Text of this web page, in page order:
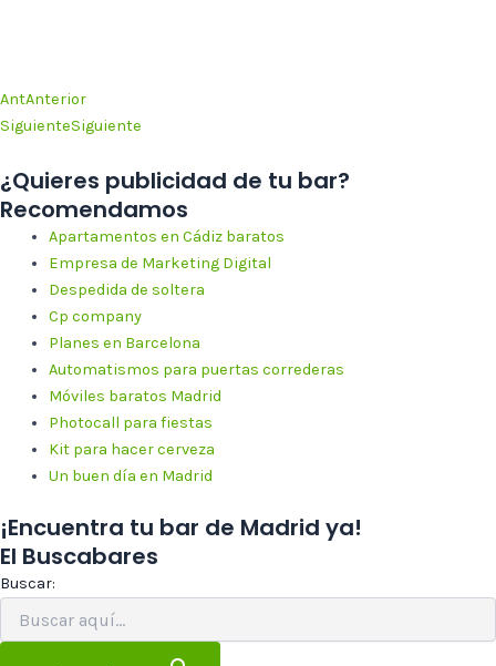
AntAnterior
SiguienteSiguiente
¿Quieres publicidad de tu bar?
Recomendamos
Apartamentos en Cádiz baratos
Empresa de Marketing Digital
Despedida de soltera
Cp company
Planes en Barcelona
Automatismos para puertas correderas
Móviles baratos Madrid
Photocall para fiestas
Kit para hacer cerveza
Un buen día en Madrid
¡Encuentra tu bar de Madrid ya!
El Buscabares
Buscar: